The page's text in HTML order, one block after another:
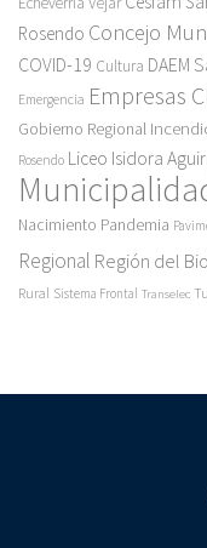
Rosendo Concejo
COVID-19 Cultura DAEM
Emergencia Empresas
Gobierno Regional
Rosendo Liceo Isidora
Nacimiento Pandemia
Regional Región del
Rural Sistema Frontal Transelec